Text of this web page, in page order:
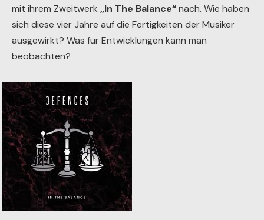
mit ihrem Zweitwerk „In The Balance“nach. Wie haben
sich diese vier Jahre auf die Fertigkeiten der Musiker
ausgewirkt? Was für Entwicklungen kann man
beobachten?